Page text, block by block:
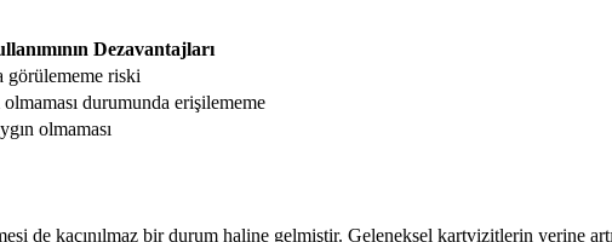
Dezavantajları
riski
durumunda erişilememe
olmaması
de kaçınılmaz bir durum haline gelmiştir. Geleneksel kartvizitlerin yerine